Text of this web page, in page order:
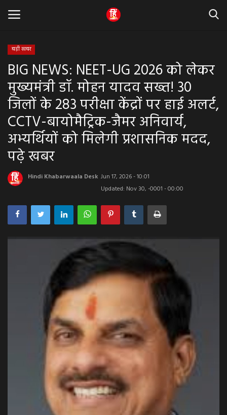
Home
धर्म & ज्योतिष
बड़ी खबर
मध्यप्रदेश
राजस्थान
राजनीती
एजुकेशन & करियर
हेल्थ & लाइफ स्टाइल
बड़ी खबर
BIG NEWS: NEET-UG 2026 को लेकर
मुख्यमंत्री डॉ. मोहन यादव सख्त! 30
जिलों के 283 परीक्षा केंद्रों पर हाई अलर्ट,
CCTV-बायोमैट्रिक-जैमर अनिवार्य,
अभ्यर्थियों को मिलेगी प्रशासनिक मदद,
पढ़े खबर
Hindi Khabarwaala Desk Jun 17, 2026 - 10:01
Updated: Nov 30, -0001 - 00:00